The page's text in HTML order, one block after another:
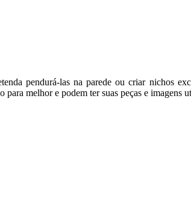
pendurá-las na parede ou criar nichos
melhor e podem ter suas peças e imagens